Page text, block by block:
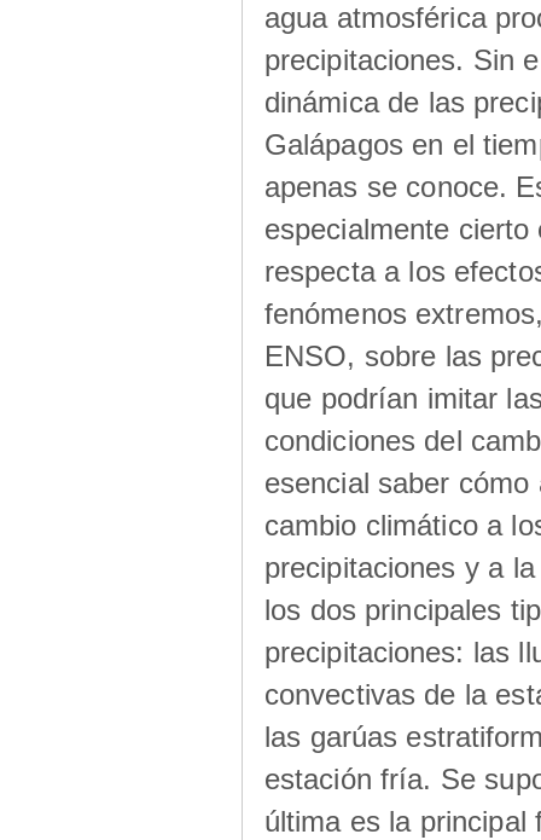
agua atmosférica
precipitaciones. Sin
dinámica de las
Galápagos en el
apenas se conoce.
especialmente cierto
respecta a los
fenómenos
ENSO, sobre las
que podrían imitar
condiciones del
esencial saber cómo
cambio climático a
precipitaciones y a
los dos principales
precipitaciones: las
convectivas de la
las garúas
estación fría. Se
última es la principal